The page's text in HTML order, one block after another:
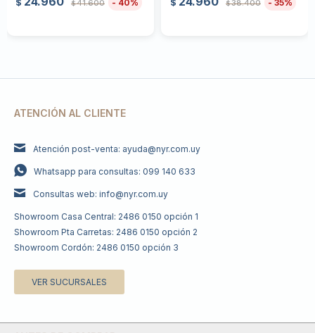
$ $41.600 40 $ $38.400 35
ATENCIÓN AL CLIENTE
Atención post-venta: ayuda@nyr.com.uy
Whatsapp para consultas: 099 140 633
Consultas web: info@nyr.com.uy
Showroom Casa Central: 2486 0150 opción 1
Showroom Pta Carretas: 2486 0150 opción 2
Showroom Cordón: 2486 0150 opción 3
VER SUCURSALES